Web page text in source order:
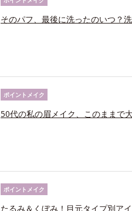
そのパフ、最後に洗ったのいつ？
ポイントメイク
50代の私の眉メイク、このままで
ポイントメイク
たるみ＆くぼみ！目元タイプ別ア